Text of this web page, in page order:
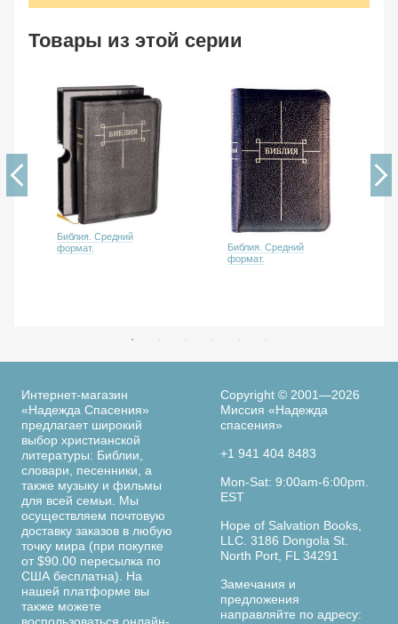
Товары из этой серии
Библия. Средний
формат.
Библия. Средний
формат.
Интернет-магазин
«Надежда Спасения»
предлагает широкий
выбор христианской
литературы: Библии,
словари, песенники, а
также музыку и фильмы
для всей семьи. Мы
осуществляем почтовую
доставку заказов в любую
точку мира (при покупке
от $90.00 пересылка по
США бесплатна). На
нашей платформе вы
также можете
Copyright © 2001—2026
Миссия «Надежда
спасения»
+1 941 404 8483
Mon-Sat: 9:00am-6:00pm.
EST
Hope of Salvation Books,
LLC. 3186 Dongola St.
North Port, FL 34291
Замечания и
предложения
направляйте по адресу: